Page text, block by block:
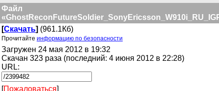
Файл
[Скачать] (961.1Кб)
Прочитайте информацию по безопасности
Загружен 24 мая 2012 в 19:32
Скачан 323 раза (последний: 4 июня 2012 в 22:28)
URL:
[Пожаловаться]